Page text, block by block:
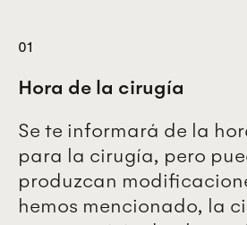
01
Hora de la cirugía
Se te informará de la
para la cirugía, pero
produzcan
hemos mencionado, la